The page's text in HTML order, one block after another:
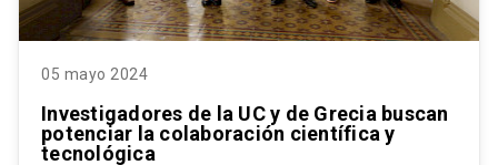
05 mayo 2024
Investigadores de la UC y de Grecia buscan
potenciar la colaboración científica y
tecnológica